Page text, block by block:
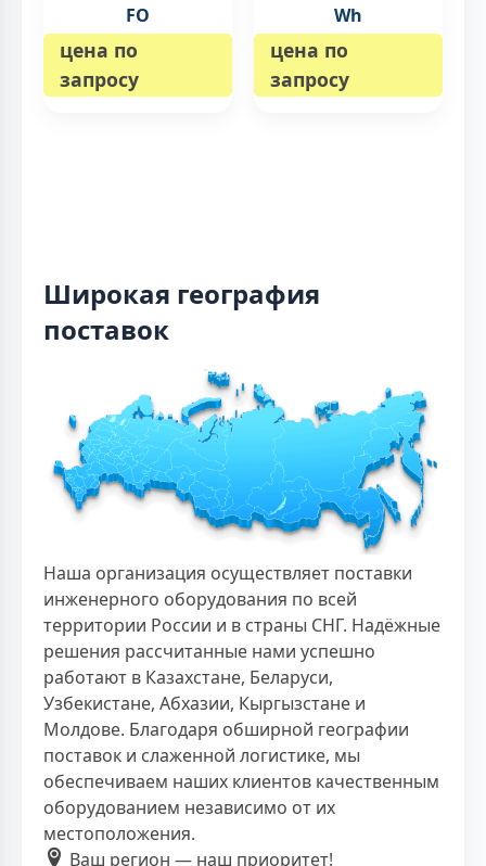
FO
цена по
запросу
Wh
цена по
запросу
Широкая география
поставок
Наша организация осуществляет поставки
инженерного оборудования по всей
территории России и в страны СНГ. Надёжные
решения рассчитанные нами успешно
работают в Казахстане, Беларуси,
Узбекистане, Абхазии, Кыргызстане и
Молдове. Благодаря обширной географии
поставок и слаженной логистике, мы
обеспечиваем наших клиентов качественным
оборудованием независимо от их
местоположения.
Ваш регион — наш приоритет!